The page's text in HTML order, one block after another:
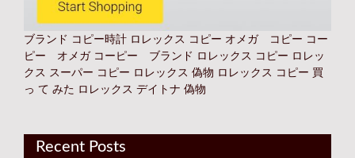
ブランド コピー時計 ロレックス コピー オメガ コピー コー
ピー オメガ コーピー ブランド ロレックス コピー ロレッ
クス スーパー コピー ロレックス 偽物 ロレックス コピー 買
っ て みた ロレックス デイトナ 偽物
Recent Posts